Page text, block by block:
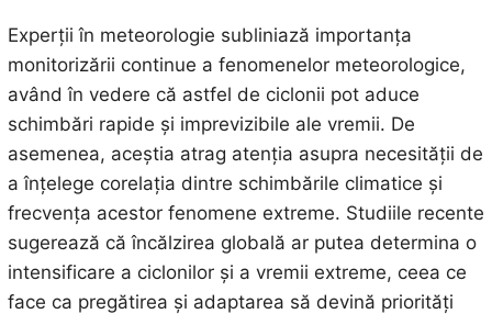
Experții în meteorologie subliniază importanța
monitorizării continue a fenomenelor meteorologice,
având în vedere că astfel de ciclonii pot aduce
schimbări rapide și imprevizibile ale vremii. De
asemenea, aceștia atrag atenția asupra necesității de
a înțelege corelația dintre schimbările climatice și
frecvența acestor fenomene extreme. Studiile recente
sugerează că încălzirea globală ar putea determina o
intensificare a ciclonilor și a vremii extreme, ceea ce
face ca pregătirea și adaptarea să devină priorități